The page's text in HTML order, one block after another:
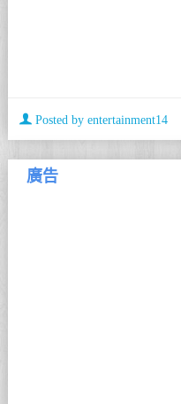
Posted by entertainment14
廣告